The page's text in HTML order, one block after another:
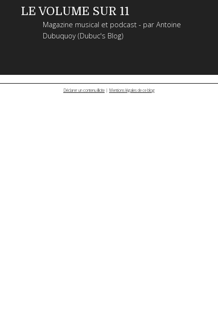
LE VOLUME SUR 11
Magazine musical et podcast - par Antoine
Dubuquoy (Dubuc's Blog)
Déclarer un contenu illicite | Mentions légales de ce blog